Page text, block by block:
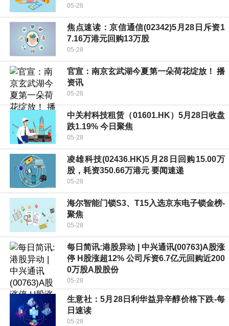
05-28
焦点速读：京信通信(02342)5月28日斥资1
7.16万港元回购13万股
05-28
官宣：南京玄武湖今夏第一朵荷花绽放！ 播
资讯
05-28
中关村科技租赁（01601.HK）5月28日收盘
跌1.19% 今日聚焦
05-28
凌雄科技(02436.HK)5月28日回购15.00万
股，耗资350.66万港元 要闻速递
05-28
海尔智能门锁S3、T15入选京东电子锁金榜-
聚焦
05-28
每日简讯:港股异动 | 中兴通讯(00763)A股涨
停 H股涨超12% 公司斥资6.7亿元回购近200
0万股A股股份
05-28
生意社：5月28日利华益异辛醇价格下跌-每
日速读
05-28